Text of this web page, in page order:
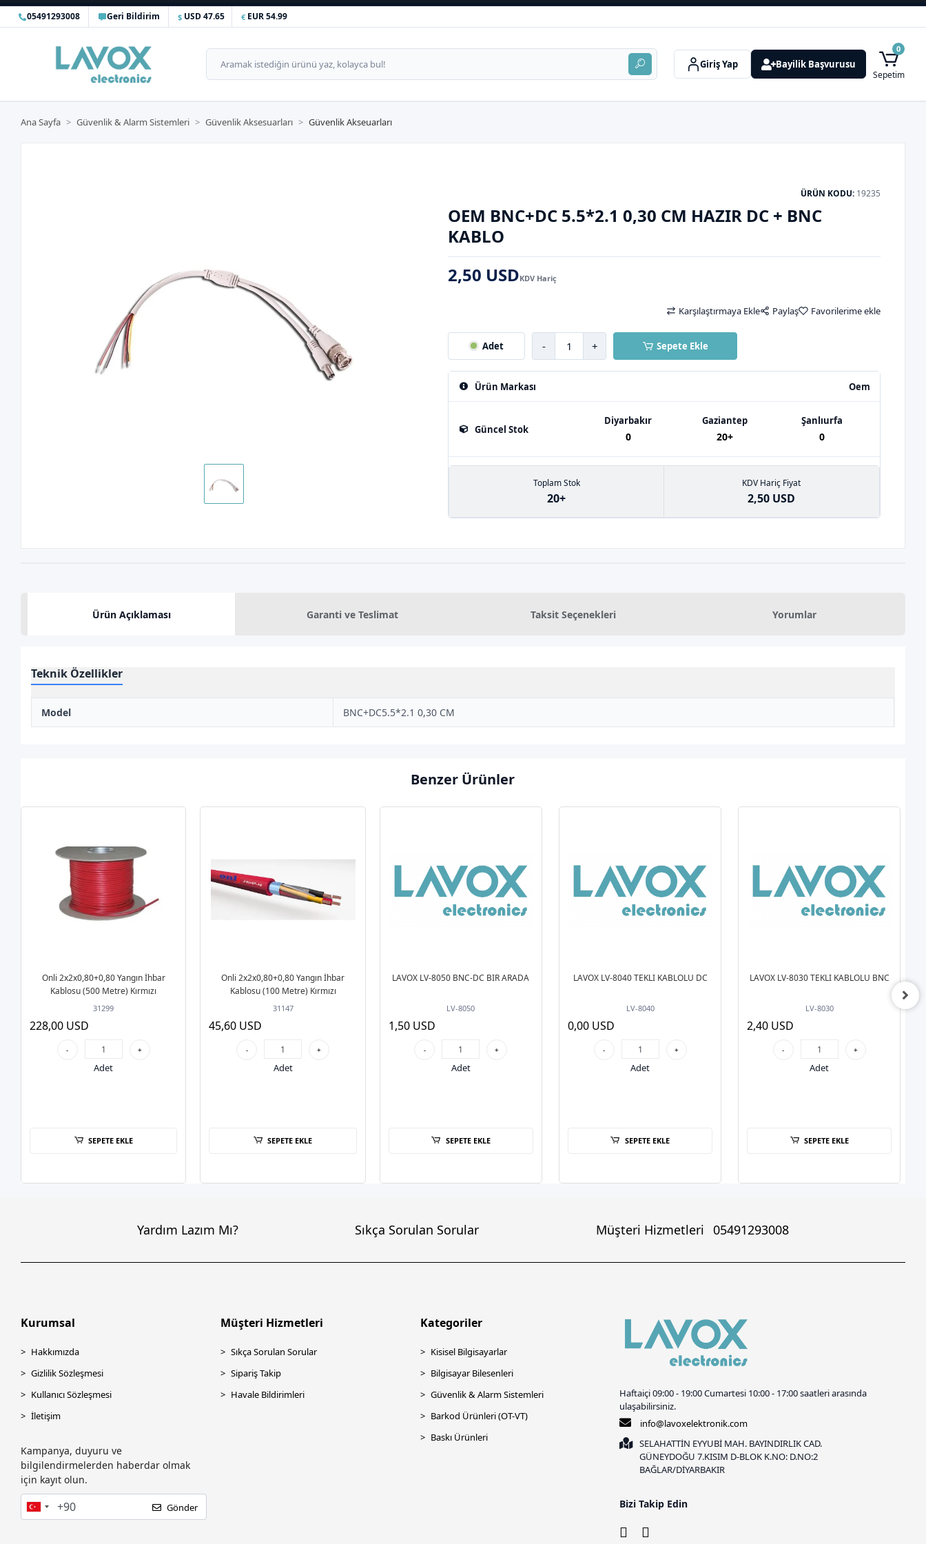
05491293008 Geri Bildirim USD 47.65 EUR 54.99
Giriş Yap Bayilik Başvurusu
0
Sepetim
Ana Sayfa Güvenlik & Alarm Sistemleri Güvenlik Aksesuarları Güvenlik Akseuarları
ÜRÜN KODU:19235
OEM BNC+DC 5.5*2.1 0,30 CM HAZIR DC + BNC
KABLO
2,50 USDKDV Hariç
Ürün Markası Oem
Güncel Stok
Diyarbakır
0
Gaziantep
20+
Şanlıurfa
0
Toplam Stok
20+
KDV Hariç Fiyat
2,50 USD
Karşılaştırmaya Ekle Paylaş Favorilerime ekle
Adet - + Sepete Ekle
Ürün Açıklaması Garanti ve Teslimat Taksit Seçenekleri Yorumlar
Teknik Özellikler
Model BNC+DC5.5*2.1 0,30 CM
Benzer Ürünler
Onli 2x2x0,80+0,80 Yangın İhbar
Kablosu (500 Metre) Kırmızı
31299
228,00 USD
- +
Adet
SEPETE EKLE
Onli 2x2x0,80+0,80 Yangın İhbar
Kablosu (100 Metre) Kırmızı
31147
45,60 USD
- +
Adet
SEPETE EKLE
LAVOX LV-8050 BNC-DC BIR ARADA
LV-8050
1,50 USD
- +
Adet
SEPETE EKLE
LAVOX LV-8040 TEKLI KABLOLU DC
LV-8040
0,00 USD
- +
Adet
SEPETE EKLE
LAVOX LV-8030 TEKLI KABLOLU BNC
LV-8030
2,40 USD
- +
Adet
SEPETE EKLE
Yardım Lazım Mı? Sıkça Sorulan Sorular Müşteri Hizmetleri 05491293008
Kurumsal
Hakkımızda
Gizlilik Sözleşmesi
Kullanıcı Sözleşmesi
İletişim
Kampanya, duyuru ve
bilgilendirmelerden haberdar olmak
için kayıt olun.
Gönder
Müşteri Hizmetleri
Sıkça Sorulan Sorular
Sipariş Takip
Havale Bildirimleri
Kategoriler
Kisisel Bilgisayarlar
Bilgisayar Bilesenleri
Güvenlik & Alarm Sistemleri
Barkod Ürünleri (OT-VT)
Baskı Ürünleri
Haftaiçi 09:00 - 19:00 Cumartesi 10:00 - 17:00 saatleri arasında
ulaşabilirsiniz.
info@lavoxelektronik.com
SELAHATTİN EYYUBİ MAH. BAYINDIRLIK CAD.
GÜNEYDOĞU 7.KISIM D-BLOK K.NO: D.NO:2
BAĞLAR/DİYARBAKIR
Bizi Takip Edin